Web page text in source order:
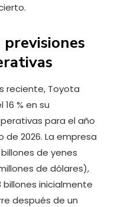
reciente, Toyota
% en su
para el año
2026. La empresa
de yenes
de dólares),
inicialmente
después de un